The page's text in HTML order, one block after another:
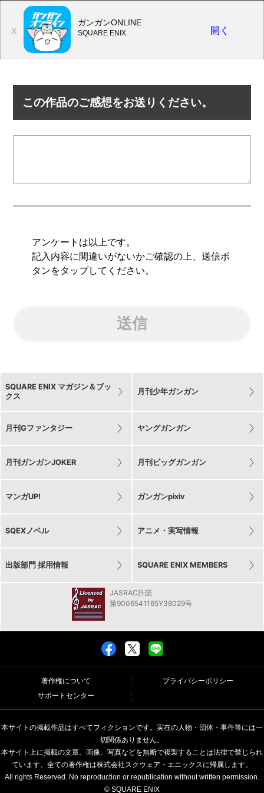
この作品のご感想をお送りください。
アンケートは以上です。
記入内容に間違いがないかご確認の上、送信ボ
タンをタップしてください。
送信
SQUARE ENIX マガジン＆ブッ
クス
月刊少年ガンガン
月刊Gファンタジー ヤングガンガン
月刊ガンガンJOKER 月刊ビッグガンガン
マンガUP! ガンガンpixiv
SQEXノベル アニメ・実写情報
出版部門 採用情報 SQUARE ENIX MEMBERS
JASRAC許諾
第9006541165Y38029号
著作権について
プライバシーポリシー
サポートセンター
本サイトの掲載作品はすべてフィクションです。実在の人物・団体・事件等には一
切関係ありません。
本サイト上に掲載の文章、画像、写真などを無断で複製することは法律で禁じられ
ています。全ての著作権は株式会社スクウェア・エニックスに帰属します。
All rights Reserved. No reproduction or republication without written permission.
© SQUARE ENIX
X
ガンガンONLINE
SQUARE ENIX 開く